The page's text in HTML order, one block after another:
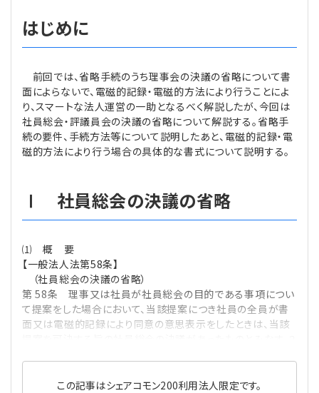
NEWS・TOPIC・特報
【連載】オピニオンリーダーのnote
【連載】会計相談室
【連載】公益法人運営実務の処方箋
【連載】公益法人会計検定試験一問一答
【連載】事例に学ぶ立入検査で想定される指摘事項
【連載】シェアコモン200インタビュー
【連載】シェアコモン200 誌上相談室
【連載】実務と税務のポイント
【連載】事務局だよりPLUS
【連載】悩みと向き合う経営学
【連載】非営利法人AtoZei
【連載】AI活用のすすめ
専門誌一覧
お問合せ
プライバシーポリシー
はじめに
前回では、省略手続のうち理事会の決議の省略について書
面によらないで、電磁的記録・電磁的方法により行うことによ
り、スマートな法人運営の一助となるべく解説したが、今回は
社員総会・評議員会の決議の省略について解説する。省略手
続の要件、手続方法等について説明したあと、電磁的記録・電
磁的方法により行う場合の具体的な書式について説明する。
Ⅰ 社員総会の決議の省略
⑴ 概 要
【一般法人法第58条】
（社員総会の決議の省略）
第 58条 理事又は社員が社員総会の目的である事項につい
て提案をした場合において、当該提案につき社員の全員が書
面又は電磁的記録により同意の意思表示をしたときは、当該
この記事はシェアコモン200利用法人限定です。